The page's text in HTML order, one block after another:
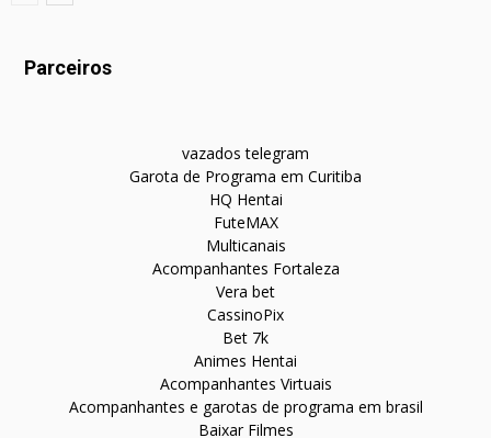
Parceiros
vazados telegram
Garota de Programa em Curitiba
HQ Hentai
FuteMAX
Multicanais
Acompanhantes Fortaleza
Vera bet
CassinoPix
Bet 7k
Animes Hentai
Acompanhantes Virtuais
Acompanhantes e garotas de programa em brasil
Baixar Filmes